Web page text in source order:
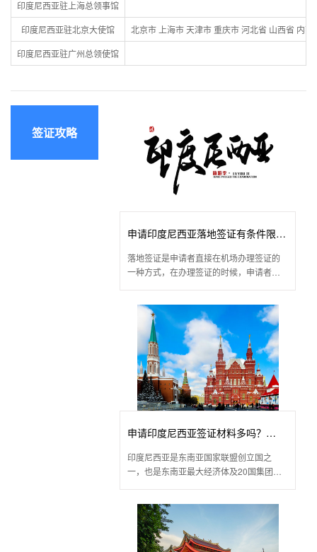
印度尼西亚驻上海总领事馆
印度尼西亚驻北京大使馆
北京市 上海市 天津市 重庆市 河北省 山西省 内
印度尼西亚驻广州总领使馆
签证攻略
申请印度尼西亚落地签证有条件限制
吗？
落地签证是申请者直接在机场办理签证的
一种方式，在办理签证的时候，申请者不
有落地签证并且申请落
申请印度尼西亚签证材料多吗？
（2021年，5月）
印度尼西亚是东南亚国家联盟创立国之
一，也是东南亚最大经济体及20国集团成
尼西亚签证的材料多吗？